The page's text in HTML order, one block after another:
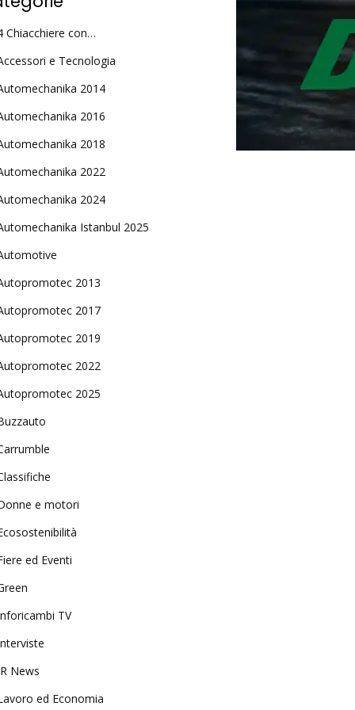
Chiacchiere con…
e Tecnologia
2014
2016
2018
2022
2024
Istanbul 2025
2013
2017
2019
2022
2025
e motori
ed Eventi
TV
News
ed Economia